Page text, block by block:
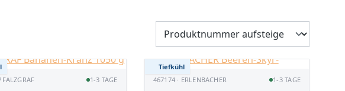
1-3 TAGE
Tiefkühl
467174 · ERLENBACHER
1-3 TAGE